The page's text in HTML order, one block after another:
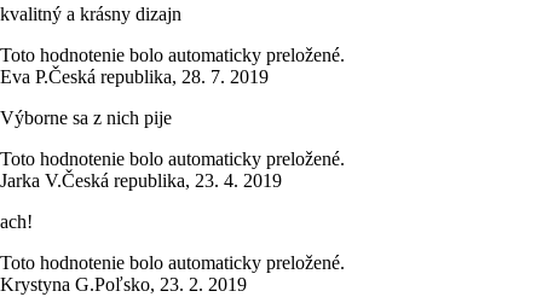
kvalitný a krásny dizajn
Toto hodnotenie bolo automaticky preložené.
Eva P.Česká republika, 28. 7. 2019
Výborne sa z nich pije
Toto hodnotenie bolo automaticky preložené.
Jarka V.Česká republika, 23. 4. 2019
ach!
Toto hodnotenie bolo automaticky preložené.
Krystyna G.Poľsko, 23. 2. 2019